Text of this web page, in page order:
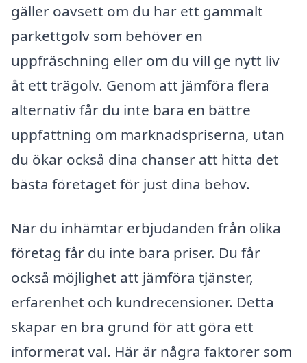
gäller oavsett om du har ett gammalt
parkettgolv som behöver en
uppfräschning eller om du vill ge nytt liv
åt ett trägolv. Genom att jämföra flera
alternativ får du inte bara en bättre
uppfattning om marknadspriserna, utan
du ökar också dina chanser att hitta det
bästa företaget för just dina behov.
När du inhämtar erbjudanden från olika
företag får du inte bara priser. Du får
också möjlighet att jämföra tjänster,
erfarenhet och kundrecensioner. Detta
skapar en bra grund för att göra ett
informerat val. Här är några faktorer som